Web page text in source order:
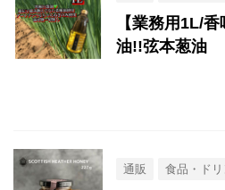
【業務用1L/
油!!弦本葱油
通販 食品・ドリ